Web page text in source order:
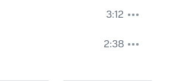
3:12
2:38